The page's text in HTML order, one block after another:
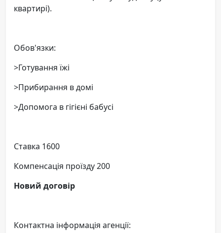
квартирі).
Обов'язки:
>Готування їжі
>Прибирання в домі
>Допомога в гігієні бабусі
Ставка 1600
Компенсація проїзду 200
Новий договір
Контактна інформація агенції: